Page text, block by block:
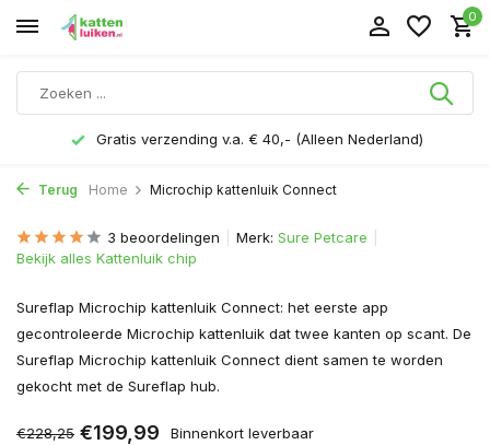
0
Gratis verzending v.a. € 40,- (Alleen Nederland)
Terug Home Microchip kattenluik Connect
3 beoordelingen Merk: Sure Petcare
Bekijk alles Kattenluik chip
Sureflap Microchip kattenluik Connect: het eerste app
gecontroleerde Microchip kattenluik dat twee kanten op scant. De
Sureflap Microchip kattenluik Connect dient samen te worden
gekocht met de Sureflap hub.
€228,25 €199,99 Binnenkort leverbaar